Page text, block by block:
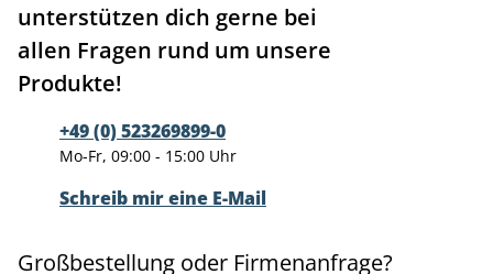
unterstützen dich gerne bei
allen Fragen rund um unsere
Produkte!
+49 (0) 523269899-0
Mo-Fr, 09:00 - 15:00 Uhr
Schreib mir eine E-Mail
Großbestellung oder Firmenanfrage?